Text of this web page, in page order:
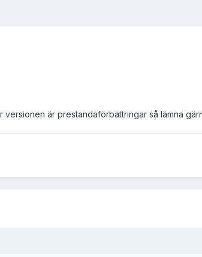
är prestandaförbättringar så lämna